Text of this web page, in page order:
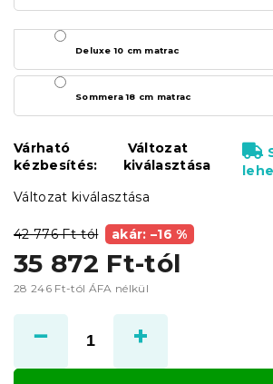
42 776 Ft-tól akár: –16 %
35 872 Ft-tól
28 246 Ft-tól ÁFA nélkül
Változat kiválasztása
Deluxe 10 cm matrac
Sommera 18 cm matrac
Várható
kézbesítés:
Változat
kiválasztása